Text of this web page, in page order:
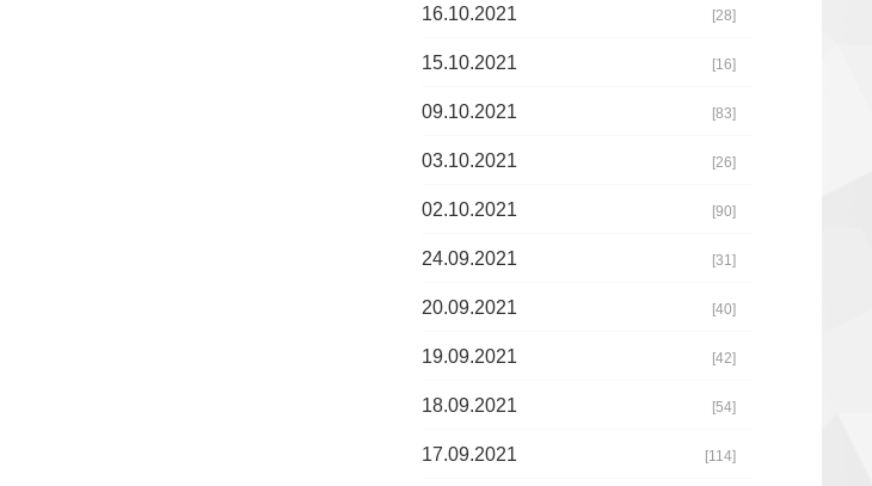
16.10.2021 [28]
15.10.2021 [16]
09.10.2021 [83]
03.10.2021 [26]
02.10.2021 [90]
24.09.2021 [31]
20.09.2021 [40]
19.09.2021 [42]
18.09.2021 [54]
17.09.2021 [114]